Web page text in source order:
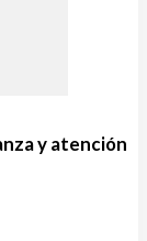
y atención